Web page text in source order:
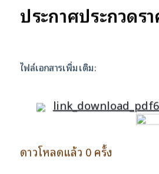
ประกาศประกวดร
ไฟล์เอกสารเพิ่มเติม:
ดาวโหลดแล้ว 0 ครั้ง